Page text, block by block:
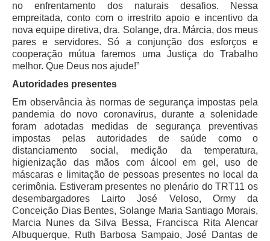
no enfrentamento dos naturais desafios. Nessa
empreitada, conto com o irrestrito apoio e incentivo da
nova equipe diretiva, dra. Solange, dra. Márcia, dos meus
pares e servidores. Só a conjunção dos esforços e
cooperação mútua faremos uma Justiça do Trabalho
melhor. Que Deus nos ajude!”
Autoridades presentes
Em observância às normas de segurança impostas pela
pandemia do novo coronavírus, durante a solenidade
foram adotadas medidas de segurança preventivas
impostas pelas autoridades de saúde como o
distanciamento social, medição da temperatura,
higienização das mãos com álcool em gel, uso de
máscaras e limitação de pessoas presentes no local da
cerimônia. Estiveram presentes no plenário do TRT11 os
desembargadores Lairto José Veloso, Ormy da
Conceição Dias Bentes, Solange Maria Santiago Morais,
Marcia Nunes da Silva Bessa, Francisca Rita Alencar
Albuquerque, Ruth Barbosa Sampaio, José Dantas de